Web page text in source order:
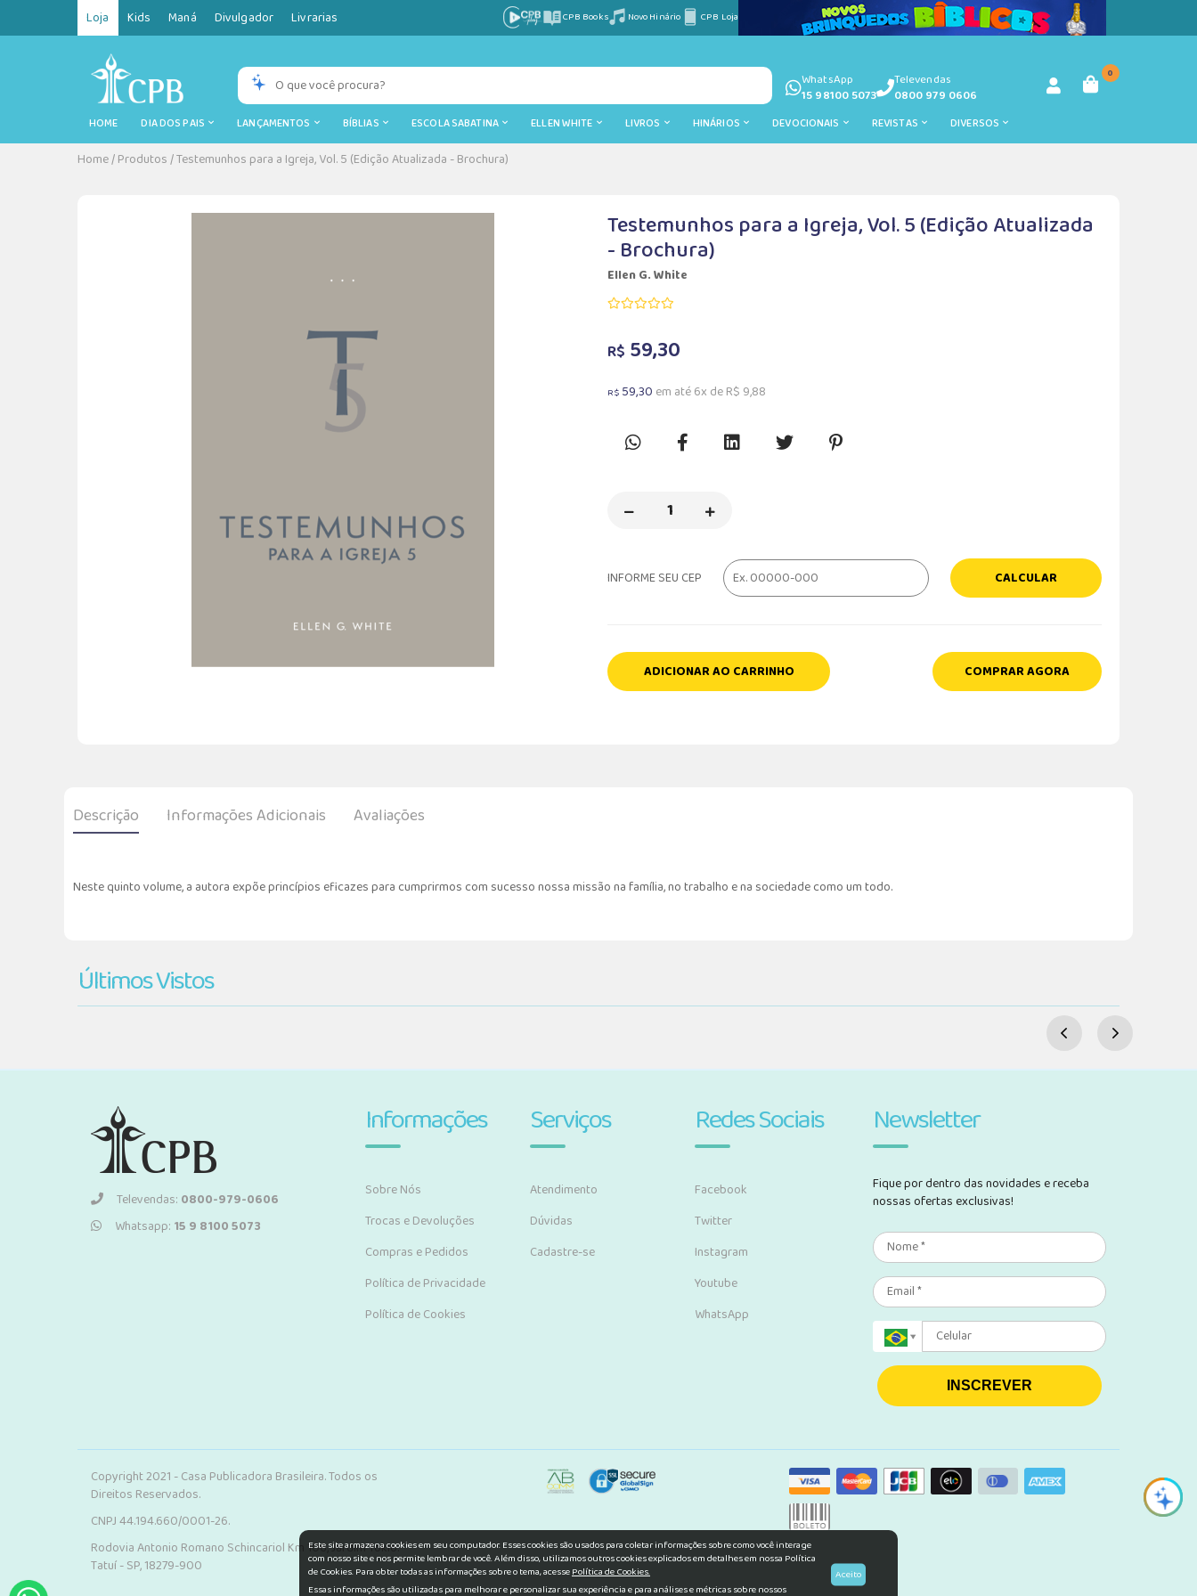
Loja Kids Maná Divulgador Livrarias CPB Books Novo Hinário CPB Loja
WhatsApp
15 98100 5073
Televendas
0800 979 0606
0
HOME DIA DOS PAIS LANÇAMENTOS BÍBLIAS ESCOLA SABATINA ELLEN WHITE LIVROS HINÁRIOS DEVOCIONAIS REVISTAS DIVERSOS
Home/Produtos/Testemunhos para a Igreja, Vol. 5 (Edição Atualizada - Brochura)
Testemunhos para a Igreja, Vol. 5 (Edição Atualizada
- Brochura)
Ellen G. White
R$ 59,30
R$ 59,30 em até 6x de R$ 9,88
INFORME SEU CEP CALCULAR
ADICIONAR AO CARRINHO COMPRAR AGORA
Descrição Informações Adicionais Avaliações
Neste quinto volume, a autora expõe princípios eficazes para cumprirmos com sucesso nossa missão na família, no trabalho e na sociedade como um todo.
Últimos Vistos
Televendas: 0800-979-0606
Whatsapp: 15 9 8100 5073
Informações
Sobre Nós
Trocas e Devoluções
Compras e Pedidos
Política de Privacidade
Política de Cookies
Serviços
Atendimento
Dúvidas
Cadastre-se
Redes Sociais
Facebook
Twitter
Instagram
Youtube
WhatsApp
Newsletter
Fique por dentro das novidades e receba
nossas ofertas exclusivas!
INSCREVER
Copyright 2021 - Casa Publicadora Brasileira. Todos os
Direitos Reservados.
CNPJ 44.194.660/0001-26.
Rodovia Antonio Romano Schincariol Km 106, Jardim Tokio.
Tatuí - SP, 18279-900
Este site armazena cookies em seu computador. Esses cookies são usados para coletar informações sobre como você interage
com nosso site e nos permite lembrar de você. Além disso, utilizamos outros cookies explicados em detalhes em nossa Política
de Cookies. Para obter todas as informações sobre o tema, acessePolítica de Cookies.
Essas informações são utilizadas para melhorar e personalizar sua experiência e para análises e métricas sobre nossos
Aceito